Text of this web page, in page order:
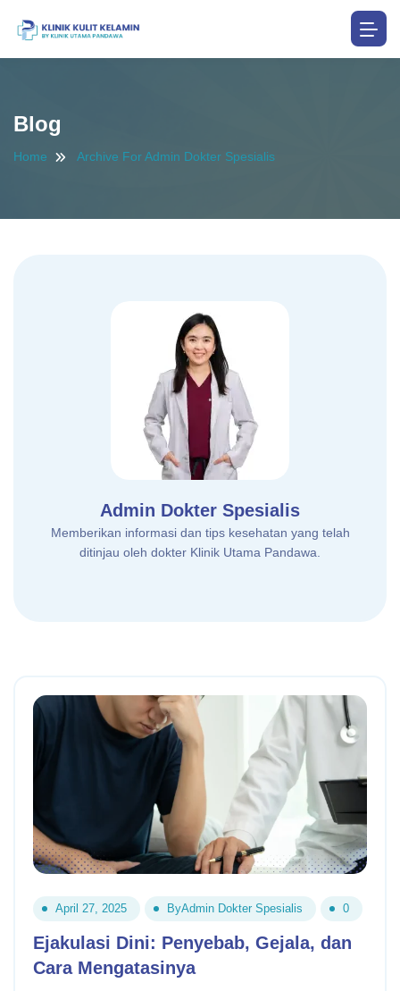
Blog
Home Archive For Admin Dokter Spesialis
Admin Dokter Spesialis
Memberikan informasi dan tips kesehatan yang telah
ditinjau oleh dokter Klinik Utama Pandawa.
April 27, 2025 ByAdmin Dokter Spesialis 0
Ejakulasi Dini: Penyebab, Gejala, dan
Cara Mengatasinya